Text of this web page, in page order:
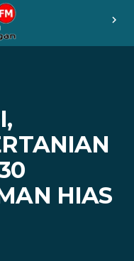
chevron_right
HIAS